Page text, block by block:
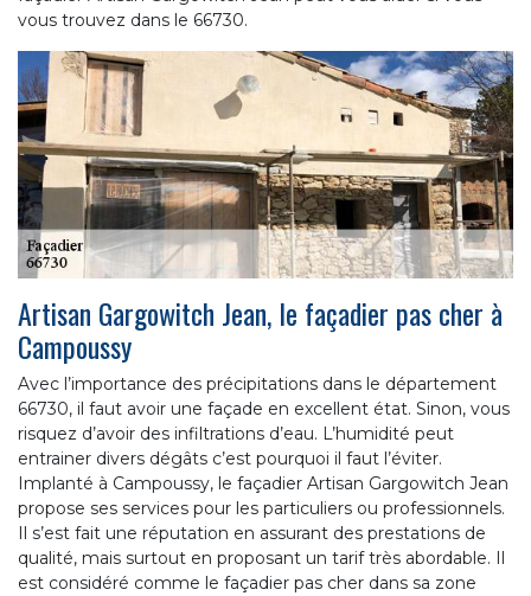
vous trouvez dans le 66730.
Artisan Gargowitch Jean, le façadier pas cher à
Campoussy
Avec l’importance des précipitations dans le département
66730, il faut avoir une façade en excellent état. Sinon, vous
risquez d’avoir des infiltrations d’eau. L’humidité peut
entrainer divers dégâts c’est pourquoi il faut l’éviter.
Implanté à Campoussy, le façadier Artisan Gargowitch Jean
propose ses services pour les particuliers ou professionnels.
Il s’est fait une réputation en assurant des prestations de
qualité, mais surtout en proposant un tarif très abordable. Il
est considéré comme le façadier pas cher dans sa zone